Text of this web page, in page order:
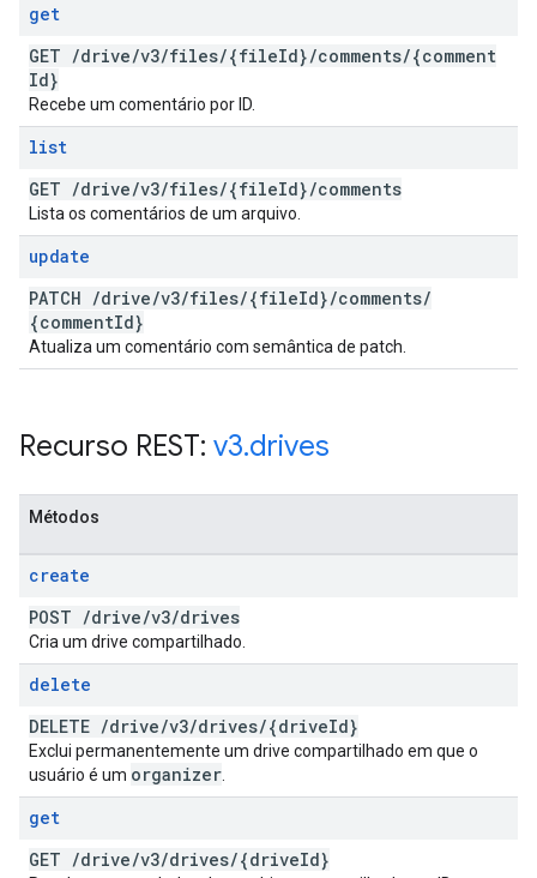
get
GET /drive/v3/files/{fileId}/comments/{comment
Id}
Recebe um comentário por ID.
list
GET /drive/v3/files/{fileId}/comments
Lista os comentários de um arquivo.
update
PATCH /drive/v3/files/{fileId}/comments/
{commentId}
Atualiza um comentário com semântica de patch.
Recurso REST: v3.drives
Métodos
create
POST /drive/v3/drives
Cria um drive compartilhado.
delete
DELETE /drive/v3/drives/{driveId}
Exclui permanentemente um drive compartilhado em que o
usuário é um organizer
get
GET /drive/v3/drives/{driveId}